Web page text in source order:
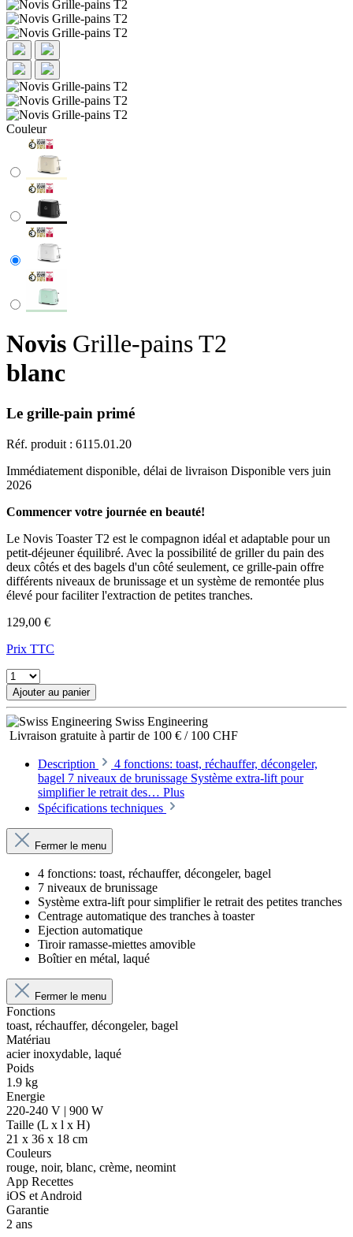
Couleur
Novis Grille-pains T2
blanc
Le grille-pain primé
Réf. produit : 6115.01.20
Immédiatement disponible, délai de livraison Disponible vers juin
2026
Commencer votre journée en beauté!
Le Novis Toaster T2 est le compagnon idéal et adaptable pour un
petit-déjeuner équilibré. Avec la possibilité de griller du pain des
deux côtés et des bagels d'un côté seulement, ce grille-pain offre
différents niveaux de brunissage et un système de remontée plus
élevé pour faciliter l'extraction de petites tranches.
129,00 €
Prix TTC
Ajouter au panier
Swiss Engineering
Livraison gratuite à partir de 100 € / 100 CHF
Description
4 fonctions: toast, réchauffer, décongeler,
bagel 7 niveaux de brunissage Système extra-lift pour
simplifier le retrait des… Plus
Spécifications techniques
Fermer le menu
4 fonctions: toast, réchauffer, décongeler, bagel
7 niveaux de brunissage
Système extra-lift pour simplifier le retrait des petites tranches
Centrage automatique des tranches à toaster
Ejection automatique
Tiroir ramasse-miettes amovible
Boîtier en métal, laqué
Fermer le menu
Fonctions
toast, réchauffer, décongeler, bagel
Matériau
acier inoxydable, laqué
Poids
1.9 kg
Energie
220-240 V | 900 W
Taille (L x l x H)
21 x 36 x 18 cm
Couleurs
rouge, noir, blanc, crème, neomint
App Recettes
iOS et Android
Garantie
2 ans